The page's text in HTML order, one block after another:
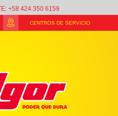
+58 424 350 6159
CENTROS DE SERVICIO